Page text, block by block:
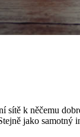
sítě k něčemu
jako